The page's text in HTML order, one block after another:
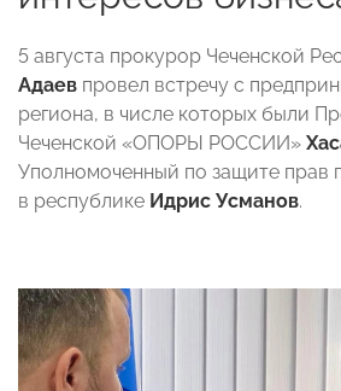
5 августа прокурор Чеченской
Адаев провел встречу с
региона, в числе которых были
Чеченской «ОПОРЫ РОССИИ»
Уполномоченный по защите прав
в республике Идрис Усманов.